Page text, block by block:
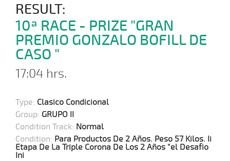
RESULT:
10ª RACE - PRIZE "GRAN
PREMIO GONZALO BOFILL DE
CASO "
17:04 hrs.
Type: Clasico Condicional
Group: GRUPO II
Condition Track: Normal
Condition: Para Productos De 2 Años. Peso 57 Kilos. Ii
Etapa De La Triple Corona De Los 2 Años "el Desafio
Ini